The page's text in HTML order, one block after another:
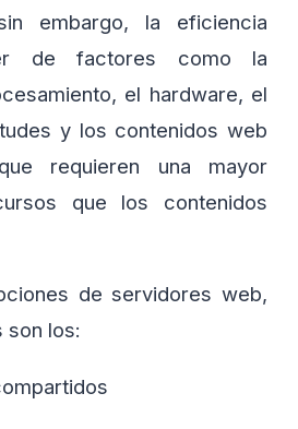
embargo, la eficiencia
de factores como la
el hardware, el
y los contenidos web
requieren una mayor
que los contenidos
de servidores web,
son los: